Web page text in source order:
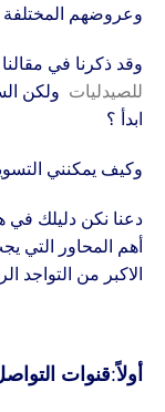
وعروضهم
وقد ذكرنا في
للصيدليات ولكن
ابدأ ؟
وكيف يمكنني
دعنا نكن دليلك في
أهم المحاور التي
الاكبر من التواجد
أولاً:قنوات